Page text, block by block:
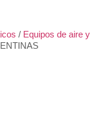
/ Equipos de aire y